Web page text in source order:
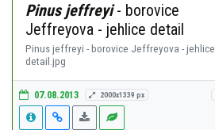
Pinus jeffreyi- borovice
Jeffreyova - jehlice detail
Pinus jeffreyi - borovice Jeffreyova - jehlice
detail.jpg
07.08.2013 2000x1339 px